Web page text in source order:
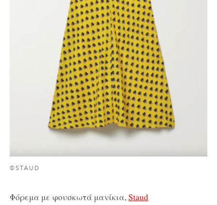
©STAUD
Φόρεμα με φουσκωτά μανίκια,Staud